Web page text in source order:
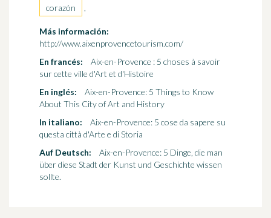
corazón
,
Más información:
http://www.aixenprovencetourism.com/
En francés:
Aix-en-Provence : 5 choses à savoir
sur cette ville d'Art et d'Histoire
En inglés:
Aix-en-Provence: 5 Things to Know
About This City of Art and History
In italiano:
Aix-en-Provence: 5 cose da sapere su
questa città d'Arte e di Storia
Auf Deutsch:
Aix-en-Provence: 5 Dinge, die man
über diese Stadt der Kunst und Geschichte wissen
sollte.